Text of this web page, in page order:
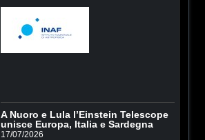
A Nuoro e Lula l’Einstein Telescope
unisce Europa, Italia e Sardegna
17/07/2026